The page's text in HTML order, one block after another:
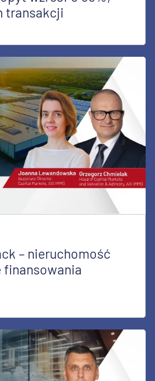
transakcji
– nieruchomość
finansowania